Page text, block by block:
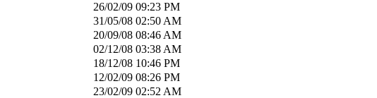
26/02/09 09:23 PM
31/05/08 02:50 AM
20/09/08 08:46 AM
02/12/08 03:38 AM
18/12/08 10:46 PM
12/02/09 08:26 PM
23/02/09 02:52 AM